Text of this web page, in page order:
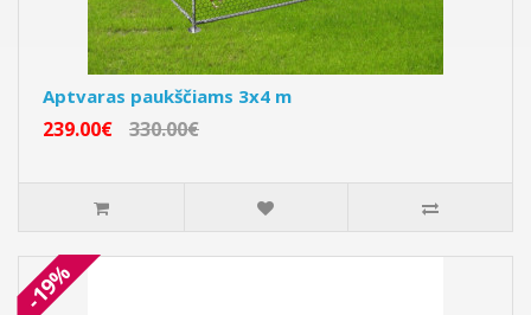
Aptvaras paukščiams 3x4 m
239.00€ 330.00€
-19%